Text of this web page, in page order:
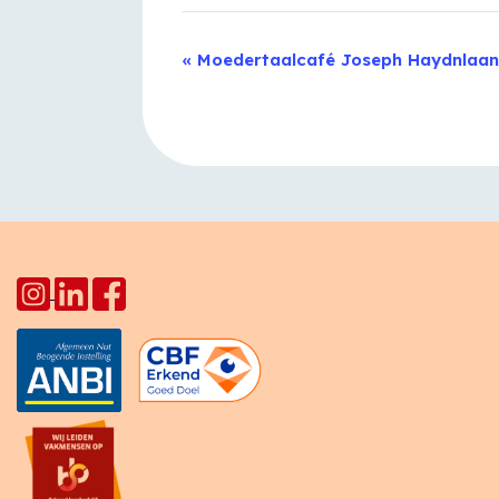
Evenement
« Moedertaalcafé Joseph Haydnlaan